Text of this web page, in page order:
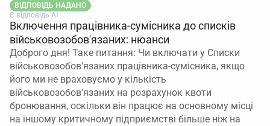
ВІДПОВІДЬ НАДАНО
Є відповідь АІ
Включення працівника-сумісника до списків
військовозобов'язаних: нюанси
Доброго дня! Таке питання: Чи включати у Списки
військовозобов'язаних працівника-сумісника, якщо
його ми не враховуємо у кількість
військовозобов'язаних на розрахунок квоти
бронювання, оскільки він працює на основному місці
на іншому критичному підприємстві більше ніж на